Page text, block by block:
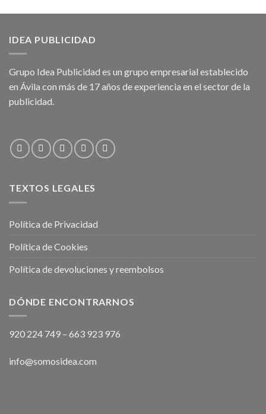
IDEA PUBLICIDAD
Grupo Idea Publicidad es un grupo empresarial establecido
en Ávila con más de 17 años de experiencia en el sector de la
publicidad.
TEXTOS LEGALES
Política de Privacidad
Política de Cookies
Política de devoluciones y reembolsos
DÓNDE ENCONTRARNOS
920 224 749 – 663 923 976
info@somosidea.com